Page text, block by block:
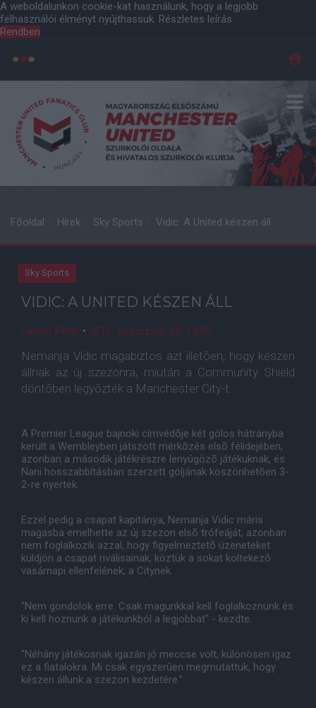
A weboldalunkon cookie-kat használunk, hogy a legjobb
felhasználói élményt nyújthassuk. Részletes leírás
Rendben
Főoldal Hírek Sky Sports Vidic: A United készen áll
Sky Sports
VIDIC: A UNITED KÉSZEN ÁLL
Lakner Péter • 2011. augusztus. 08. 13:06
Nemanja Vidic magabiztos azt illetõen, hogy készen
állnak az új szezonra, miután a Community Shield
döntõben legyõzték a Manchester City-t.
A Premier League bajnoki címvédõje két gólos hátrányba
került a Wembleyben játszott mérkõzés elsõ félidejében,
azonban a második játékrészre lenyûgözõ játékuknak, és
Nani hosszabbításban szerzett góljának köszönhetõen 3-
2-re nyertek.
Ezzel pedig a csapat kapitánya, Nemanja Vidic máris
magasba emelhette az új szezon elsõ trófeáját, azonban
nem foglalkozik azzal, hogy figyelmeztetõ üzeneteket
küldjön a csapat riválisainak, köztük a sokat költekezõ
vasárnapi ellenfelének, a Citynek.
"Nem gondolok erre. Csak magunkkal kell foglalkoznunk és
ki kell hoznunk a játékunkból a legjobbat" - kezdte.
"Néhány játékosnak igazán jó meccse volt, különösen igaz
ez a fiatalokra. Mi csak egyszerûen megmutattuk, hogy
készen állunk a szezon kezdetére."